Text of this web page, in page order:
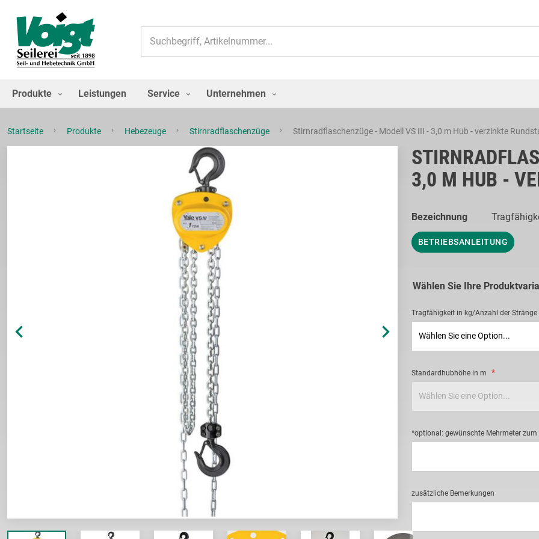
Produkte Leistungen Service Unternehmen
Startseite Produkte Hebezeuge Stirnradflaschenzüge Stirnradflaschenzüge - Modell VS III - 3,0 m Hub - verzinkte
3,0 M HUB -
Bezeichnung
BETRIEBSANLEITUNG
Wählen Sie Ihre
Tragfähigkeit in kg/Anzahl der Stränge
Standardhubhöhe in m
*optional: gewünschte Mehrmeter
zusätzliche Bemerkungen